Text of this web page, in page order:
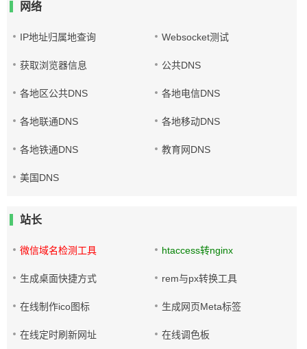
网络
IP地址归属地查询 Websocket测试
获取浏览器信息 公共DNS
各地区公共DNS 各地电信DNS
各地联通DNS 各地移动DNS
各地铁通DNS 教育网DNS
美国DNS
站长
微信域名检测工具 htaccess转nginx
生成桌面快捷方式 rem与px转换工具
在线制作ico图标 生成网页Meta标签
在线定时刷新网址 在线调色板